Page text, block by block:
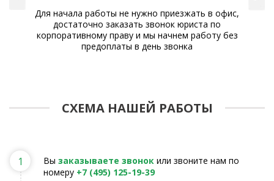
Для начала работы не нужно приезжать в офис,
достаточно заказать звонок юриста по
корпоративному праву и мы начнем работу без
предоплаты в день звонка
СХЕМА НАШЕЙ РАБОТЫ
1 Вы заказываете звонок или звоните нам по
номеру +7 (495) 125-19-39